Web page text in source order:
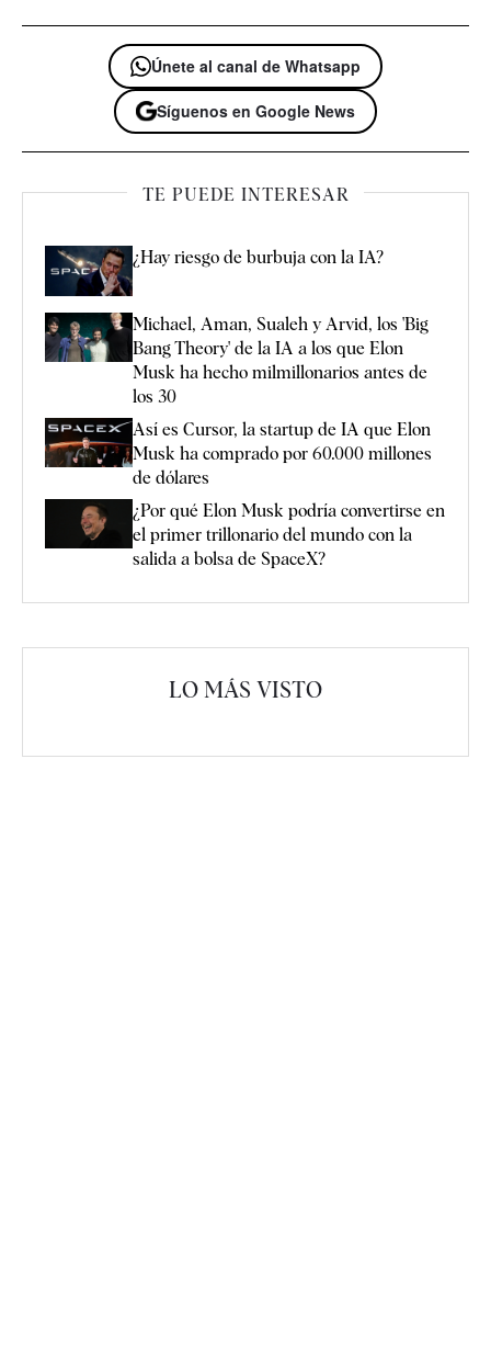
Únete al canal de Whatsapp
Síguenos en Google News
TE PUEDE INTERESAR
¿Hay riesgo de burbuja con la IA?
Michael, Aman, Sualeh y Arvid, los 'Big
Bang Theory' de la IA a los que Elon
Musk ha hecho milmillonarios antes de
los 30
Así es Cursor, la startup de IA que Elon
Musk ha comprado por 60.000 millones
de dólares
¿Por qué Elon Musk podría convertirse en
el primer trillonario del mundo con la
salida a bolsa de SpaceX?
LO MÁS VISTO